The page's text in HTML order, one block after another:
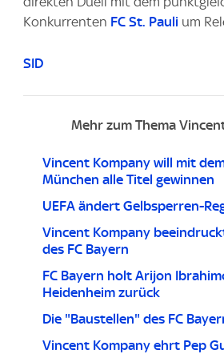
Konkurrenten FC St. Pauli um
SID
Mehr zum Thema
Vincent Kompany will mit
München alle Titel gewinnen
UEFA ändert Gelbsperren-
Vincent Kompany
des FC Bayern
FC Bayern holt Arijon
Heidenheim zurück
Die "Baustellen" des FC
Vincent Kompany ehrt Pep